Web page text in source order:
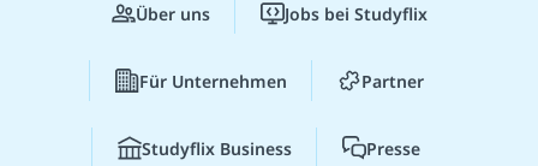
Über uns Jobs bei Studyflix
Für Unternehmen Partner
Studyflix Business Presse